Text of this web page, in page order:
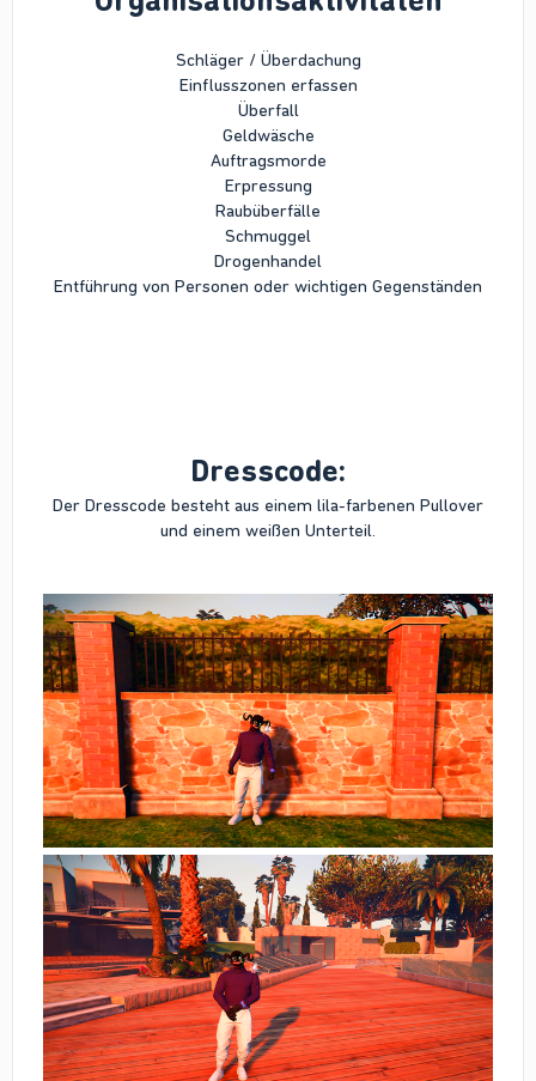
Schläger / Überdachung
Einflusszonen erfassen
Überfall
Geldwäsche
Auftragsmorde
Erpressung
Raubüberfälle
Schmuggel
Drogenhandel
Entführung von Personen oder wichtigen Gegenständen
Dresscode:
Der Dresscode besteht aus einem lila-farbenen Pullover
und einem weißen Unterteil.